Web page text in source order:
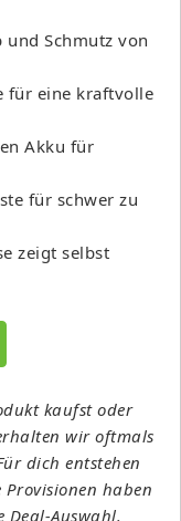
und Schmutz von
für eine kraftvolle
Akku für
für schwer zu
zeigt selbst
kaufst oder
wir oftmals
dich entstehen
haben
Auswahl.